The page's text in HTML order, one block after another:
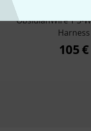
ObsidianWire T 3-
Harness
105 €